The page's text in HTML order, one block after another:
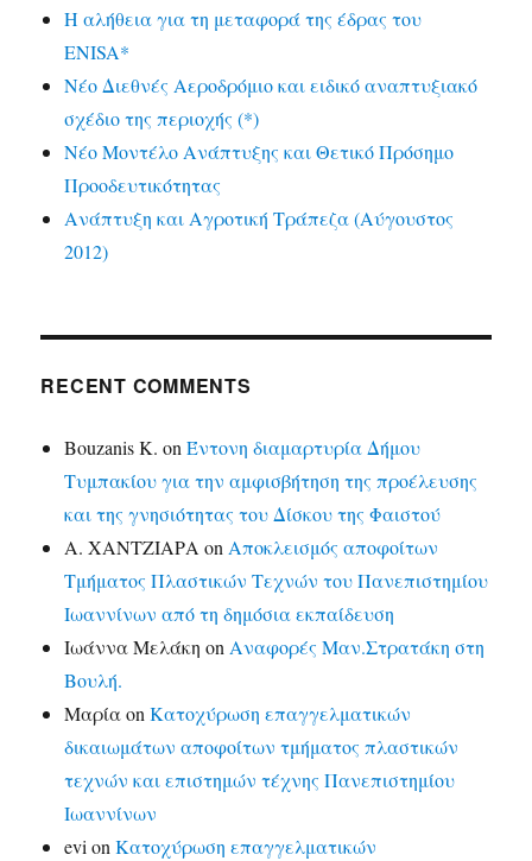
Η αλήθεια για τη μεταφορά της έδρας του
ENISA*
Νέο Διεθνές Αεροδρόμιο και ειδικό αναπτυξιακό
σχέδιο της περιοχής (*)
Νέο Μοντέλο Ανάπτυξης και Θετικό Πρόσημο
Προοδευτικότητας
Ανάπτυξη και Αγροτική Τράπεζα (Αύγουστος
2012)
RECENT COMMENTS
Bouzanis K. onΈντονη διαμαρτυρία Δήμου
Τυμπακίου για την αμφισβήτηση της προέλευσης
και της γνησιότητας του Δίσκου της Φαιστού
Α. ΧΑΝΤΖΙΑΡΑ on Αποκλεισμός αποφοίτων
Τμήματος Πλαστικών Τεχνών του Πανεπιστημίου
Ιωαννίνων από τη δημόσια εκπαίδευση
Ιωάννα Μελάκη on Αναφορές Μαν.Στρατάκη στη
Βουλή.
ΜαρίαonΚατοχύρωση επαγγελματικών
δικαιωμάτων αποφοίτων τμήματος πλαστικών
τεχνών και επιστημών τέχνης Πανεπιστημίου
Ιωαννίνων
evi onΚατοχύρωση επαγγελματικών